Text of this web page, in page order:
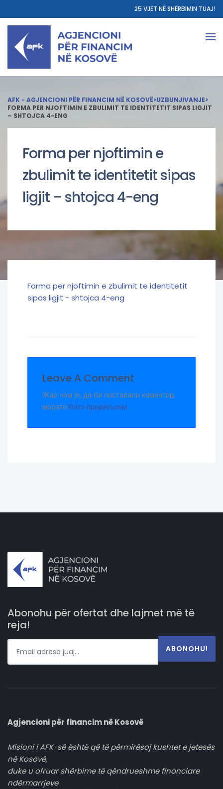
25 VJET NË SHËRBIMIN TUAJ!
AFK - AGJENCIONI PËR FINANCIM NË KOSOVË>UZBUNJIVANJE>
FORMA PER NJOFTIMIN E ZBULIMIT TE IDENTITETIT SIPAS LIGJIT
– SHTOJCA 4-ENG
Forma per njoftimin e
zbulimit te identitetit sipas
ligjit – shtojca 4-eng
Forma per njoftimin e zbulimit te identitetit
sipas ligjit - shtojca 4-eng
Leave A Comment
Жао нам је, да би поставили коментар,
морате бити пријављени.
Abonohu për ofertat dhe lajmet më të
reja!
ABONOHU!
Agjencioni për financim në Kosovë
Misioni i AFK-së është që të përmirësoj kushtet e jetesës
në Kosovë,
duke u ofruar shërbime të qëndrueshme financiare
ndërmarrjeve